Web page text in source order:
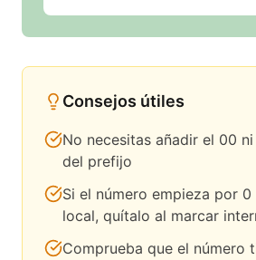
Consejos útiles
No necesitas añadir el 00
del prefijo
Si el número empieza por
local, quítalo al marcar
Comprueba que el número